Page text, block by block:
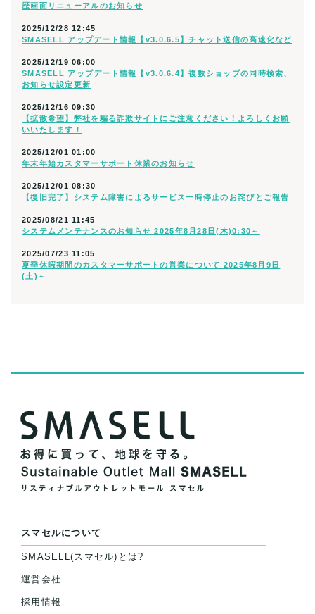
歴画面リニューアルのお知らせ
2025/12/28 12:45
SMASELL アップデート情報【v3.0.6.5】チャット送信の高速化など
2025/12/19 06:00
SMASELL アップデート情報【v3.0.6.4】複数ショップの同時検索、
お知らせ設定更新
2025/12/16 09:30
【拡散希望】弊社を騙る詐欺サイトにご注意ください！よろしくお願
いいたします！
2025/12/01 01:00
年末年始カスタマーサポート休業のお知らせ
2025/12/01 08:30
【復旧完了】システム障害によるサービス一時停止のお詫びとご報告
2025/08/21 11:45
システムメンテナンスのお知らせ 2025年8月28日(木)0:30～
2025/07/23 11:05
夏季休暇期間のカスタマーサポートの営業について 2025年8月9日
(土)～
スマセルについて
SMASELL(スマセル)とは?
運営会社
採用情報